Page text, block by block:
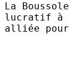
La
lucratif à
alliée pour